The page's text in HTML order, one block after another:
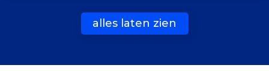
alles laten zien